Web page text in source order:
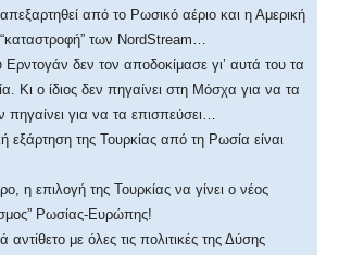
απεξαρτηθεί από το Ρωσικό αέριο και η Αμερική
των NordStream…
Ερντογάν δεν τον αποδοκίμασε γι’ αυτά του τα
Κι ο ίδιος δεν πηγαίνει στη Μόσχα για να τα
πηγαίνει για να τα επισπεύσει…
εξάρτηση της Τουρκίας από τη Ρωσία είναι
η επιλογή της Τουρκίας να γίνει ο νέος
Ρωσίας-Ευρώπης!
αντίθετο με όλες τις πολιτικές της Δύσης